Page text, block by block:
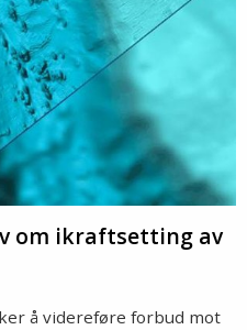
om ikraftsetting av
å videreføre forbud mot